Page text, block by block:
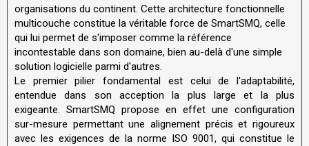
organisations du continent. Cette architecture fonctionnelle
multicouche constitue la véritable force de SmartSMQ, celle
qui lui permet de s'imposer comme la référence
incontestable dans son domaine, bien au-delà d'une simple
solution logicielle parmi d'autres.
Le premier pilier fondamental est celui de l'adaptabilité,
entendue dans son acception la plus large et la plus
exigeante. SmartSMQ propose en effet une configuration
sur-mesure permettant une alignement précis et rigoureux
avec les exigences de la norme ISO 9001, qui constitue le